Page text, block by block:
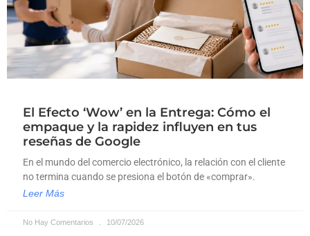
El Efecto ‘Wow’ en la Entrega: Cómo el
empaque y la rapidez influyen en tus
reseñas de Google
En el mundo del comercio electrónico, la relación con el cliente
no termina cuando se presiona el botón de «comprar».
Leer Más
No Hay Comentarios 10/07/2026